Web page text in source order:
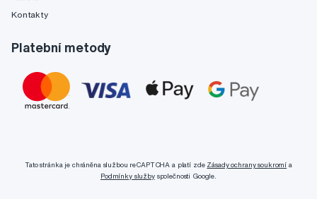
Kontakty
Platební metody
Tato stránka je chráněna službou reCAPTCHA a platí zde Zásady ochrany soukromí a
Podmínky službyspolečnosti Google.